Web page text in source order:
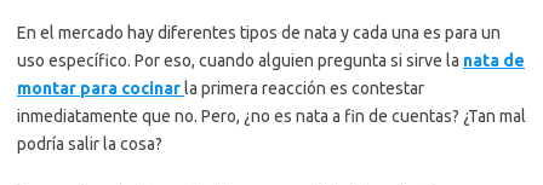
En el mercado hay diferentes tipos de nata y cada una es para un
uso específico. Por eso, cuando alguien pregunta si sirve la nata de
montar para cocinar la primera reacción es contestar
inmediatamente que no. Pero, ¿no es nata a fin de cuentas? ¿Tan mal
podría salir la cosa?